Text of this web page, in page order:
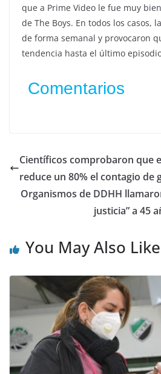
que a Prime Video le fue muy
de The Boys. En todos los casos,
de forma semanal y provocaron
tendencia hasta el último
Comentarios
Científicos comprobaron que
reduce un 80% el contagio de
Organismos de DDHH
justicia” a 45
You May Also Like